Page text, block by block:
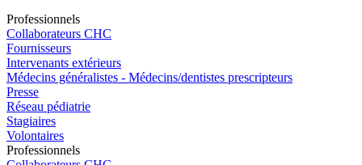
Professionnels
Collaborateurs CHC
Fournisseurs
Intervenants extérieurs
Médecins généralistes - Médecins/dentistes prescripteurs
Presse
Réseau pédiatrie
Stagiaires
Volontaires
Professionnels